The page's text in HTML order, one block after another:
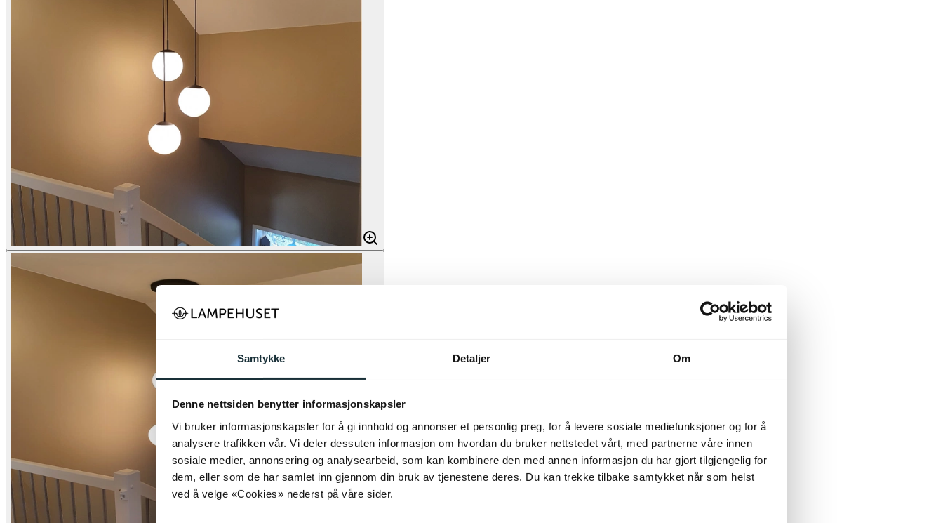
Samtykke Detaljer Om
Denne nettsiden benytter informasjonskapsler
Vi bruker informasjonskapsler for å gi innhold og annonser et personlig preg, for å levere sosiale mediefunksjoner og for å
analysere trafikken vår. Vi deler dessuten informasjon om hvordan du bruker nettstedet vårt, med partnerne våre innen
sosiale medier, annonsering og analysearbeid, som kan kombinere den med annen informasjon du har gjort tilgjengelig for
dem, eller som de har samlet inn gjennom din bruk av tjenestene deres. Du kan trekke tilbake samtykket når som helst
ved å velge «Cookies» nederst på våre sider.